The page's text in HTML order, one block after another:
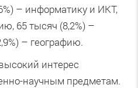
– информатику и ИКТ,
65 тысяч (8,2%) –
– географию.
интерес
научным предметам.